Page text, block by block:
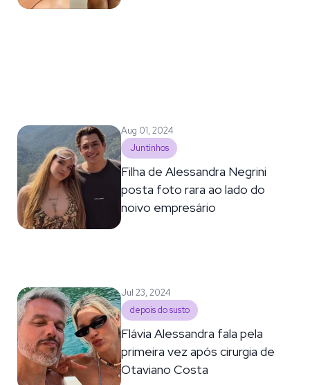
Aug 01, 2024
Juntinhos
Filha de Alessandra Negrini
posta foto rara ao lado do
noivo empresário
Jul 23, 2024
depois do susto
Flávia Alessandra fala pela
primeira vez após cirurgia de
Otaviano Costa